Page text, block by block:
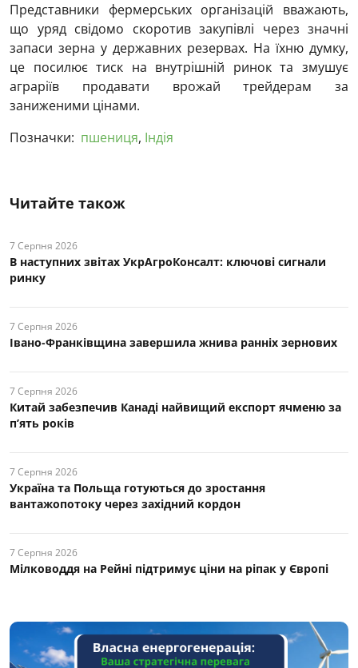
Представники фермерських організацій вважають,
що уряд свідомо скоротив закупівлі через значні
запаси зерна у державних резервах. На їхню думку,
це посилює тиск на внутрішній ринок та змушує
аграріїв продавати врожай трейдерам за
заниженими цінами.
Позначки: пшениця, Індія
Читайте також
7 Серпня 2026
В наступних звітах УкрАгроКонсалт: ключові cигнали
ринку
7 Серпня 2026
Івано-Франківщина завершила жнива ранніх зернових
7 Серпня 2026
Китай забезпечив Канаді найвищий експорт ячменю за
п’ять років
7 Серпня 2026
Україна та Польща готуються до зростання
вантажопотоку через західний кордон
7 Серпня 2026
Мілководдя на Рейні підтримує ціни на ріпак у Європі